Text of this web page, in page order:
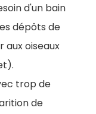
d'un bain
dépôts de
aux oiseaux
trop de
de